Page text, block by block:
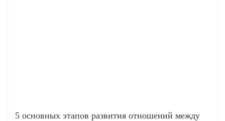
5 основных этапов развития отношений между